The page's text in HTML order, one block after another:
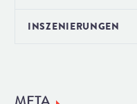
INSZENIERUNGEN